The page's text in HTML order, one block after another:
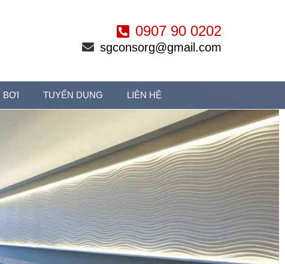
0907 90 0202
sgconsorg@gmail.com
BƠI TUYỂN DỤNG LIÊN HỆ